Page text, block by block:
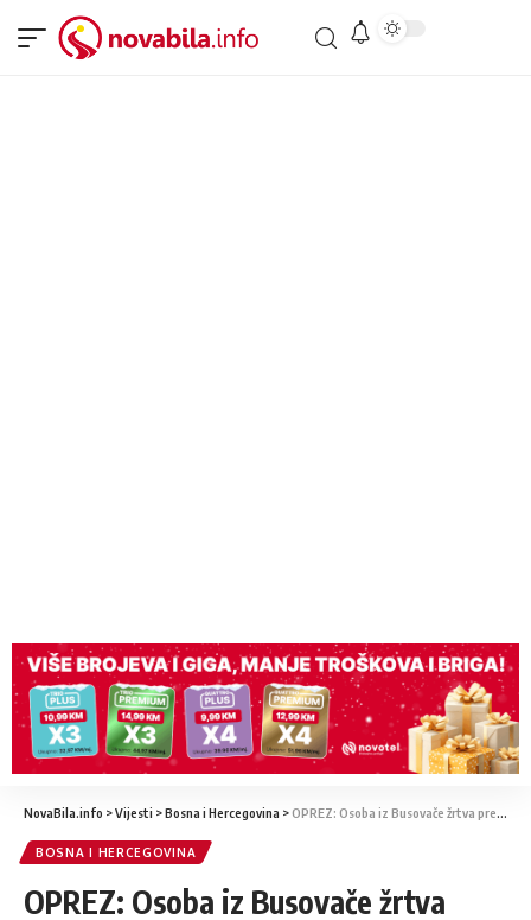
NovaBila.info >Vijesti >Bosna i Hercegovina >OPREZ: Osoba iz Busovače žrtva prevare na Facebooku!
BOSNA I HERCEGOVINA
OPREZ: Osoba iz Busovače žrtva